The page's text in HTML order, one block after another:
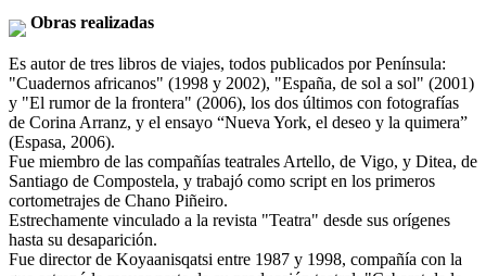
Obras realizadas
Es autor de tres libros de viajes, todos publicados por Península:
"Cuadernos africanos" (1998 y 2002), "España, de sol a sol" (2001)
y "El rumor de la frontera" (2006), los dos últimos con fotografías
de Corina Arranz, y el ensayo “Nueva York, el deseo y la quimera”
(Espasa, 2006).
Fue miembro de las compañías teatrales Artello, de Vigo, y Ditea, de
Santiago de Compostela, y trabajó como script en los primeros
cortometrajes de Chano Piñeiro.
Estrechamente vinculado a la revista "Teatra" desde sus orígenes
hasta su desaparición.
Fue director de Koyaanisqatsi entre 1987 y 1998, compañía con la